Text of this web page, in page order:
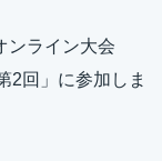
ンライン大会
2回」に参加しま